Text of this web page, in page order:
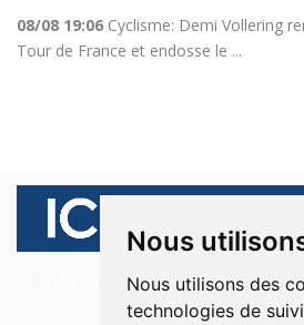
Nous
Nous utilisons des
technologies de
08/08 19:06 Cyclisme: Demi Vollering
Tour de France et endosse le ...
© 2026 Ici Beyrouth. Tous les